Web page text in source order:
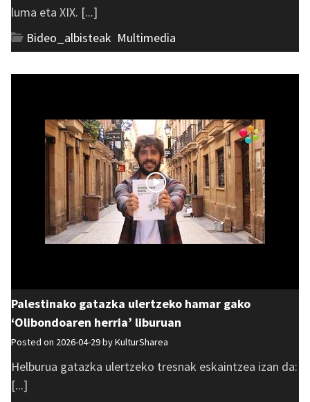
luma eta XIX. [...]
Bideo_albisteak Multimedia
Palestinako gatazka ulertzeko hamar gako
‘Olibondoaren herria’ liburuan
Posted on 2026-04-29 byKulturSharea
Helburua gatazka ulertzeko tresnak eskaintzea izan da:
[...]